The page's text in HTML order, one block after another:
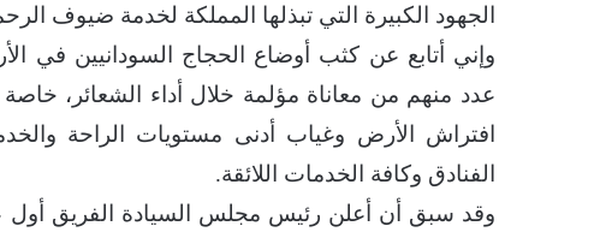
الجهود الكبيرة التي تبذلها المملكة لخدمة ضيوف
وإني أتابع عن كثب أوضاع الحجاج السودانيين في
عدد منهم من معاناة مؤلمة خلال أداء الشعائر،
افتراش الأرض وغياب أدنى مستويات الراحة
الفنادق وكافة الخدمات اللائقة.
وقد سبق أن أعلن رئيس مجلس السيادة الفريق أول